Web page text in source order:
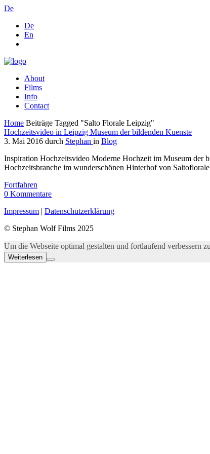
De
De
En
About
Films
Info
Contact
Home Beiträge Tagged "Salto Florale Leipzig"
Hochzeitsvideo in Leipzig Museum der bildenden Kuenste
3. Mai 2016 durch Stephan in Blog
Inspiration Hochzeitsvideo Moderne Hochzeit im Museum der
Hochzeitsbranche im wunderschönen Hinterhof von
Fortfahren
0 Kommentare
Impressum | Datenschutzerklärung
© Stephan Wolf Films 2025
Um die Webseite optimal gestalten und fortlaufend verbessern
Weiterlesen